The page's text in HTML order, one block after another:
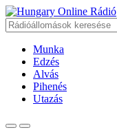
Online Rádió
Munka
Edzés
Alvás
Pihenés
Utazás